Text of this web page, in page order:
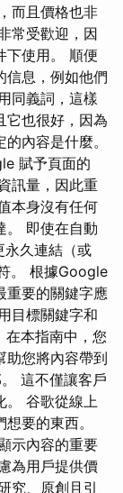
而且價格也非
常受歡迎，因
下使用。 順便
信息，例如他們
同義詞，這樣
它也很好，因為
內容是什麼。
賦予頁面的
訊量，因此重
本身沒有任何
。 即使在自動
永久連結（或
。 根據Google
重要的關鍵字應
目標關鍵字和
在本指南中，您
助您將內容帶到
這不僅讓客戶
。 谷歌從線上
要的東西。
示內容的重要
為用戶提供價
究、原創且引